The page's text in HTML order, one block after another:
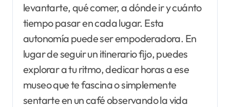
levantarte, qué comer, a dónde ir y cuánto
tiempo pasar en cada lugar. Esta
autonomía puede ser empoderadora. En
lugar de seguir un itinerario fijo, puedes
explorar a tu ritmo, dedicar horas a ese
museo que te fascina o simplemente
sentarte en un café observando la vida